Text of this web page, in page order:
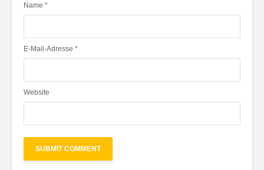
Name *
E-Mail-Adresse *
Website